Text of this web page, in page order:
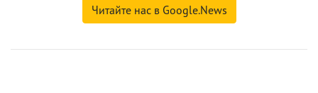
Читайте нас в Google.News